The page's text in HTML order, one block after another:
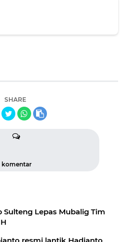
SHARE
komentar
Sulteng Lepas Mubalig Tim